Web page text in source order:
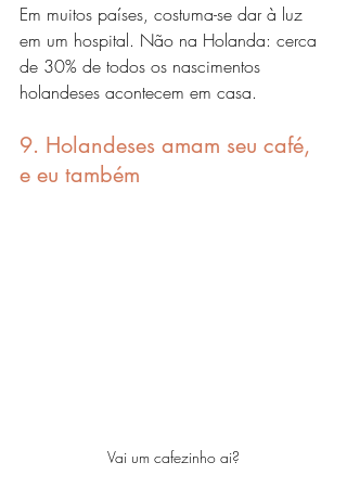
Em muitos países, costuma-se dar à luz
em um hospital. Não na Holanda: cerca
de 30% de todos os nascimentos
holandeses acontecem em casa.
9. Holandeses amam seu café,
e eu também
Vai um cafezinho ai?